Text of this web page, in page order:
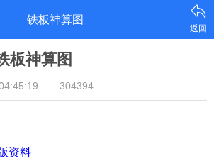
铁板神算图
返回
板神算图
304394
资料